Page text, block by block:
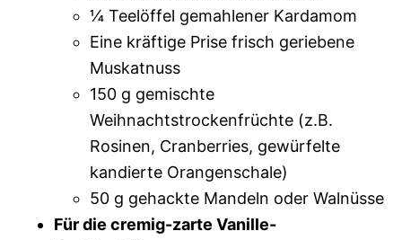
¼ Teelöffel gemahlener Kardamom
Eine kräftige Prise frisch geriebene
Muskatnuss
150 g gemischte
Weihnachtstrockenfrüchte (z.B.
Rosinen, Cranberries, gewürfelte
kandierte Orangenschale)
50 g gehackte Mandeln oder Walnüsse
Für die cremig-zarte Vanille-